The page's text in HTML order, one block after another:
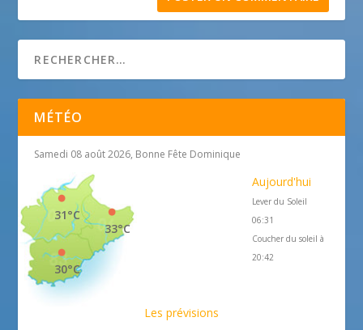
MÉTÉO
Samedi 08 août 2026, Bonne Fête Dominique
33°C
31°C
30°C
Aujourd'hui
Lever du Soleil
06:31
Coucher du soleil à
20:42
Les prévisions